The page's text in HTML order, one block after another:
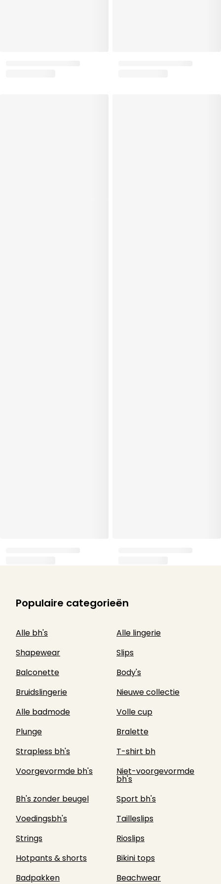
Populaire categorieën
Alle bh's
Alle lingerie
Shapewear
Slips
Balconette
Body's
Bruidslingerie
Nieuwe collectie
Alle badmode
Volle cup
Plunge
Bralette
Strapless bh's
T-shirt bh
Voorgevormde bh's
Niet-voorgevormde
bh's
Bh's zonder beugel
Sport bh's
Voedingsbh's
Tailleslips
Strings
Rioslips
Hotpants & shorts
Bikini tops
Badpakken
Beachwear